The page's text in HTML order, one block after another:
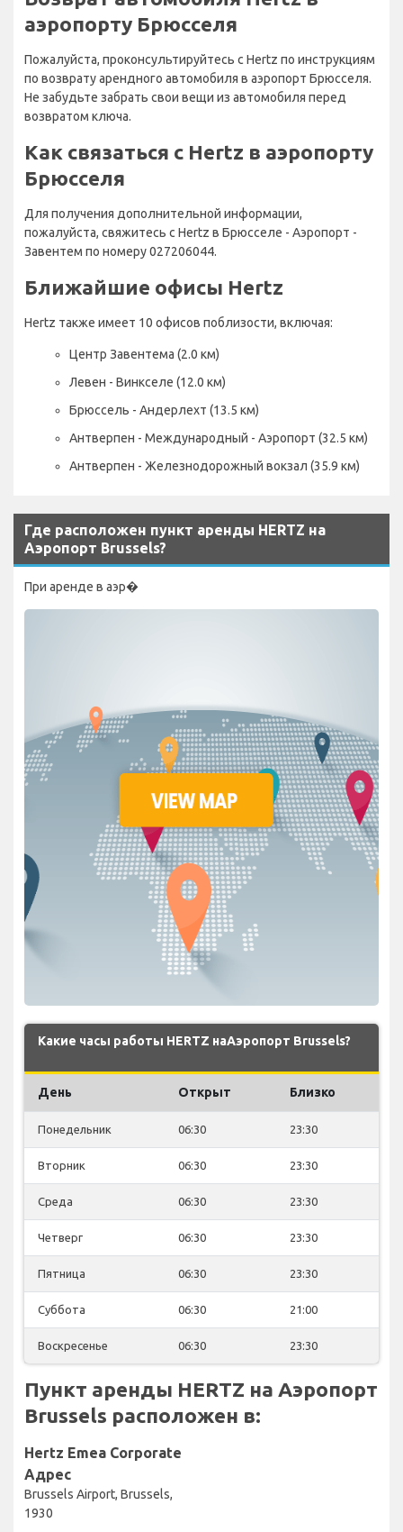
аэропорту Брюсселя
Пожалуйста, проконсультируйтесь с Hertz по инструкциям
по возврату арендного автомобиля в аэропорт Брюсселя.
Не забудьте забрать свои вещи из автомобиля перед
возвратом ключа.
Как связаться с Hertz в аэропорту
Брюсселя
Для получения дополнительной информации,
пожалуйста, свяжитесь с Hertz в Брюсселе - Аэропорт -
Завентем по номеру 027206044.
Ближайшие офисы Hertz
Hertz также имеет 10 офисов поблизости, включая:
Центр Завентема (2.0 км)
Левен - Винкселе (12.0 км)
Брюссель - Андерлехт (13.5 км)
Антверпен - Международный - Аэропорт (32.5 км)
Антверпен - Железнодорожный вокзал (35.9 км)
Где расположен пункт аренды HERTZ на
Аэропорт Brussels?
При аренде в аэр�
Какие часы работы HERTZ наАэропорт Brussels?
День Открыт Близко
Понедельник 06:30 23:30
Вторник 06:30 23:30
Среда 06:30 23:30
Четверг 06:30 23:30
Пятница 06:30 23:30
Суббота 06:30 21:00
Воскресенье 06:30 23:30
Пункт аренды HERTZ на Аэропорт
Brussels расположен в:
Hertz Emea Corporate
Адрес
Brussels Airport, Brussels,
1930